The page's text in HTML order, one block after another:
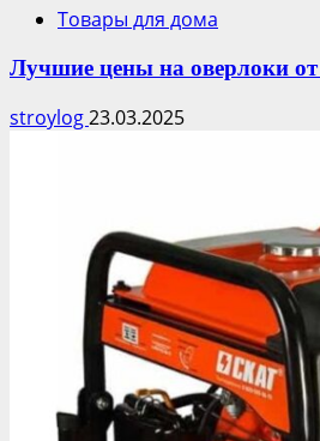
Товары для дома
Лучшие цены на оверлоки от
stroylog23.03.2025